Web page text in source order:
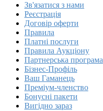
Зв'язатися з нами
Реєстрація
Договір оферти
Правила
Платні послуги
Правила Аукціону
Партнерська програма
Бізнес-Профіль
Ваш Гаманець
Преміум-членство
Бонусні пакети
Вигідно зараз